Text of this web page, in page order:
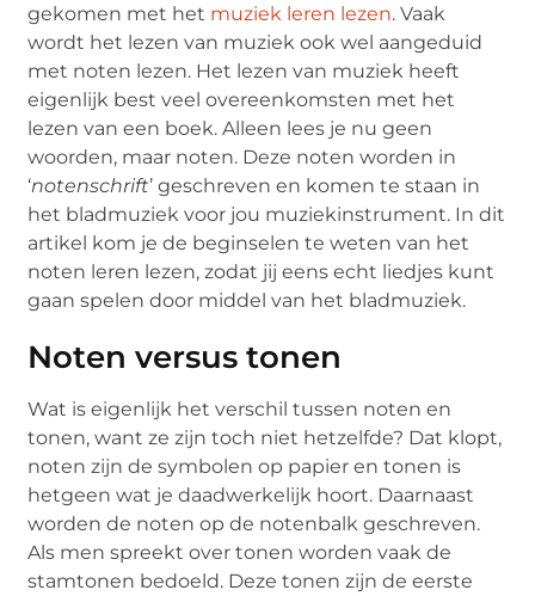
gekomen met het muziek leren lezen. Vaak
wordt het lezen van muziek ook wel aangeduid
met noten lezen. Het lezen van muziek heeft
eigenlijk best veel overeenkomsten met het
lezen van een boek. Alleen lees je nu geen
woorden, maar noten. Deze noten worden in
‘notenschrift’ geschreven en komen te staan in
het bladmuziek voor jou muziekinstrument. In dit
artikel kom je de beginselen te weten van het
noten leren lezen, zodat jij eens echt liedjes kunt
gaan spelen door middel van het bladmuziek.
Noten versus tonen
Wat is eigenlijk het verschil tussen noten en
tonen, want ze zijn toch niet hetzelfde? Dat klopt,
noten zijn de symbolen op papier en tonen is
hetgeen wat je daadwerkelijk hoort. Daarnaast
worden de noten op de notenbalk geschreven.
Als men spreekt over tonen worden vaak de
stamtonen bedoeld. Deze tonen zijn de eerste